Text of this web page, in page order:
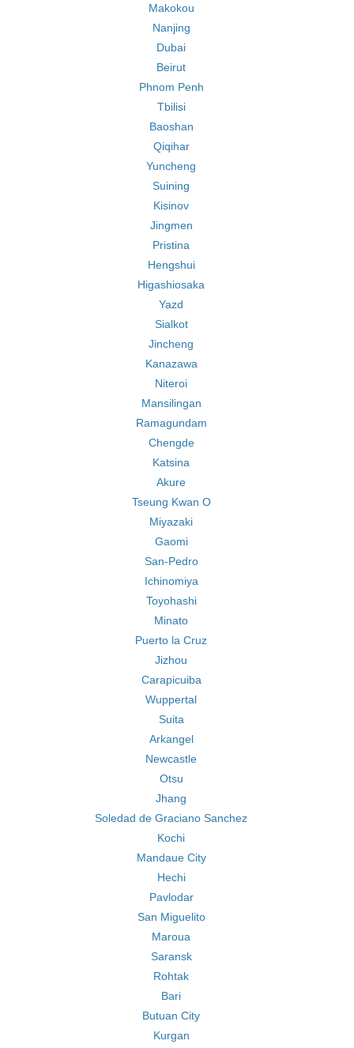
Makokou
Nanjing
Dubai
Beirut
Phnom Penh
Tbilisi
Baoshan
Qiqihar
Yuncheng
Suining
Kisinov
Jingmen
Pristina
Hengshui
Higashiosaka
Yazd
Sialkot
Jincheng
Kanazawa
Niteroi
Mansilingan
Ramagundam
Chengde
Katsina
Akure
Tseung Kwan O
Miyazaki
Gaomi
San-Pedro
Ichinomiya
Toyohashi
Minato
Puerto la Cruz
Jizhou
Carapicuiba
Wuppertal
Suita
Arkangel
Newcastle
Otsu
Jhang
Soledad de Graciano Sanchez
Kochi
Mandaue City
Hechi
Pavlodar
San Miguelito
Maroua
Saransk
Rohtak
Bari
Butuan City
Kurgan